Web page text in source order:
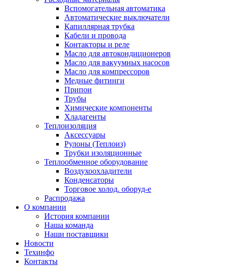
Вспомогательная автоматика
Автоматические выключатели
Капиллярная трубка
Кабели и провода
Контакторы и реле
Масло для автокондиционеров
Масло для вакуумных насосов
Масло для компрессоров
Медные фитинги
Припои
Трубы
Химические компоненты
Хладагенты
Теплоизоляция
Аксессуары
Рулоны (Теплоиз)
Трубки изоляционные
Теплообменное оборудование
Воздухоохладители
Конденсаторы
Торговое холод. оборуд-е
Распродажа
О компании
История компании
Наша команда
Наши поставщики
Новости
Техинфо
Контакты